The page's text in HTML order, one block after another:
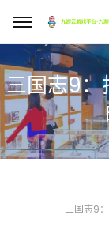
三国志9：
三国志9